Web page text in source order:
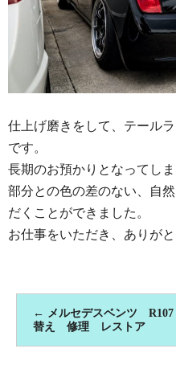
仕上げ磨きをして、テール
です。
長期のお預かりとなってし
部分との色の差のない、自
だくことができました。
お仕事をいただき、ありがと
← メルセデスベンツ
替え 修理 レストア